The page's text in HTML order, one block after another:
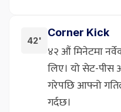
42'
Corner Kick
४२ औं मिनेटमा
लिए। यो सेट-पीस
गरेपछि आफ्नो
गर्दछ।